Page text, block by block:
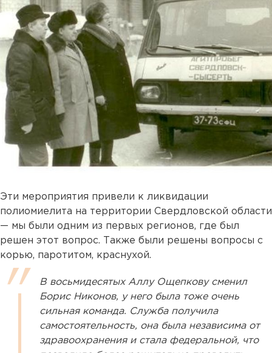
Эти мероприятия привели к ликвидации
полиомиелита на территории Свердловской области
— мы были одним из первых регионов, где был
решен этот вопрос. Также были решены вопросы с
корью, паротитом, краснухой.
В восьмидесятых Аллу Ощепкову сменил
Борис Никонов, у него была тоже очень
сильная команда. Служба получила
самостоятельность, она была независима от
здравоохранения и стала федеральной, что